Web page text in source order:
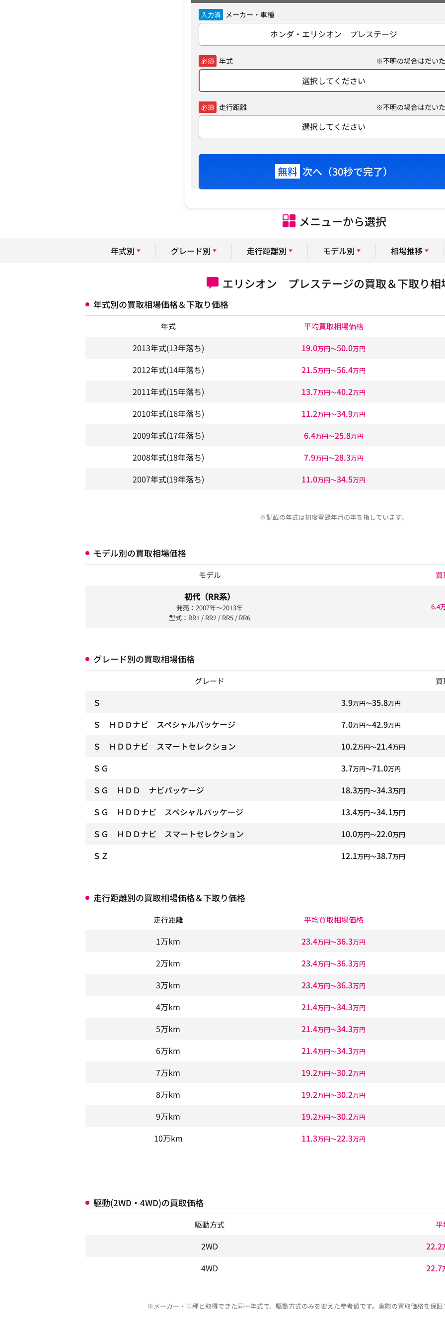
入力済 メーカー・車種
ホンダ・エリシオン プレステージ
必須 年式 ※不明の場合はだい
選択してください
必須 走行距離 ※不明の場合はだい
選択してください
無料 次へ（30秒で完了）
メニューから選択
年式別 グレード別 走行距離別 モデル別 相場推移
エリシオン プレステージの買取＆下取り相
年式別の買取相場価格＆下取り価格
年式 平均買取相場価格
2013年式(13年落ち) 19.0万円〜50.0万円
2012年式(14年落ち) 21.5万円〜56.4万円
2011年式(15年落ち) 13.7万円〜40.2万円
2010年式(16年落ち) 11.2万円〜34.9万円
2009年式(17年落ち) 6.4万円〜25.8万円
2008年式(18年落ち) 7.9万円〜28.3万円
2007年式(19年落ち) 11.0万円〜34.5万円
※記載の年式は初度登録年月の年を指しています。
モデル別の買取相場価格
モデル
初代（RR系）
発売：2007年〜2013年
型式：RR1 / RR2 / RR5 / RR6
6.4
グレード別の買取相場価格
グレード
Ｓ 3.9万円〜35.8万円
Ｓ ＨＤＤナビ スペシャルパッケージ 7.0万円〜42.9万円
Ｓ ＨＤＤナビ スマートセレクション 10.2万円〜21.4万円
ＳＧ 3.7万円〜71.0万円
ＳＧ ＨＤＤ ナビパッケージ 18.3万円〜34.3万円
ＳＧ ＨＤＤナビ スペシャルパッケージ 13.4万円〜34.1万円
ＳＧ ＨＤＤナビ スマートセレクション 10.0万円〜22.0万円
ＳＺ 12.1万円〜38.7万円
走行距離別の買取相場価格＆下取り価格
走行距離 平均買取相場価格
1万km 23.4万円〜36.3万円
2万km 23.4万円〜36.3万円
3万km 23.4万円〜36.3万円
4万km 21.4万円〜34.3万円
5万km 21.4万円〜34.3万円
6万km 21.4万円〜34.3万円
7万km 19.2万円〜30.2万円
8万km 19.2万円〜30.2万円
9万km 19.2万円〜30.2万円
10万km 11.3万円〜22.3万円
駆動(2WD・4WD)の買取価格
駆動方式 平
2WD 22.2
4WD 22.7
※メーカー・車種と取得できた同一年式で、駆動方式のみを変えた参考値です。実際の買取価格を保証